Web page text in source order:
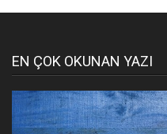
EN ÇOK OKUNAN YAZI